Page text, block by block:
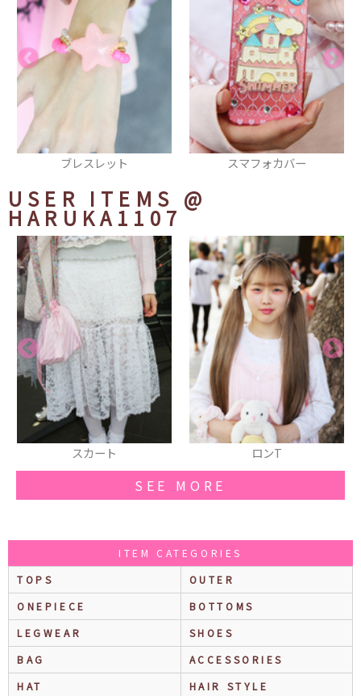
スマフォカバー ネイル
USER ITEMS @
HARUKA1107
ロンT ヘアアクセ
SEE MORE
ITEM CATEGORIES
TOPS
OUTER
ONEPIECE
BOTTOMS
LEGWEAR
SHOES
BAG
ACCESSORIES
HAT
HAIR STYLE